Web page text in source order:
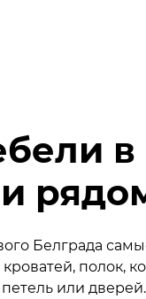
Белграда
полок,
или